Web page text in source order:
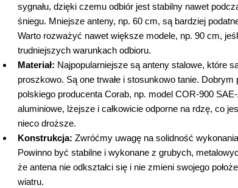
sygnału, dzięki czemu odbiór jest stabilny nawet
śniegu. Mniejsze anteny, np. 60 cm, są bardziej
Warto rozważyć nawet większe modele, np. 90 cm,
trudniejszych warunkach odbioru.
Materiał: Najpopularniejsze są anteny stalowe, które
proszkowo. Są one trwałe i stosunkowo tanie. Dobrym
polskiego producenta Corab, np. model COR-900
aluminiowe, lżejsze i całkowicie odporne na rdzę, co
nieco droższe.
Konstrukcja: Zwróćmy uwagę na solidność
Powinno być stabilne i wykonane z grubych,
że antena nie odkształci się i nie zmieni swojego
wiatru.